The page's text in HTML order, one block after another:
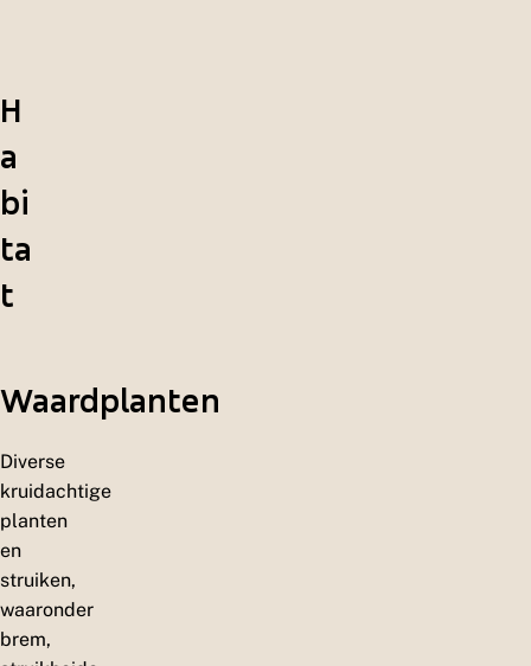
H
a
bi
ta
t
Waardplanten
Diverse
kruidachtige
planten
en
struiken,
waaronder
brem,